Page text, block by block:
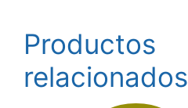
Productos
relacionados